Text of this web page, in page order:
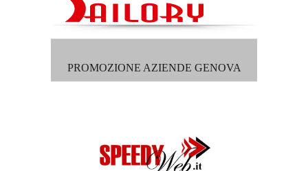
PROMOZIONE AZIENDE GENOVA